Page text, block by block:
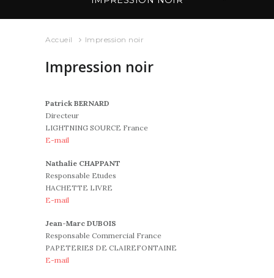
Accueil Impression noir
Impression noir
Patrick BERNARD
Directeur
LIGHTNING SOURCE France
E-mail
Nathalie CHAPPANT
Responsable Etudes
HACHETTE LIVRE
E-mail
Jean-Marc DUBOIS
Responsable Commercial France
PAPETERIES DE CLAIREFONTAINE
E-mail